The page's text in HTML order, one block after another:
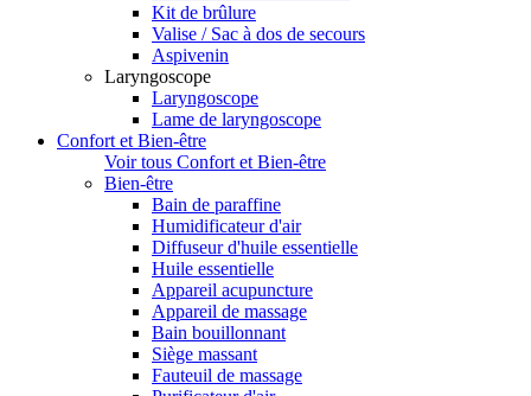
Kit de brûlure
Valise / Sac à dos de secours
Aspivenin
Laryngoscope
Laryngoscope
Lame de laryngoscope
Confort et Bien-être
Voir tous Confort et Bien-être
Bien-être
Bain de paraffine
Humidificateur d'air
Diffuseur d'huile essentielle
Huile essentielle
Appareil acupuncture
Appareil de massage
Bain bouillonnant
Siège massant
Fauteuil de massage